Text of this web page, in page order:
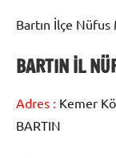
Bartın İlçe
BARTIN İL
Adres : Kemer
BARTIN